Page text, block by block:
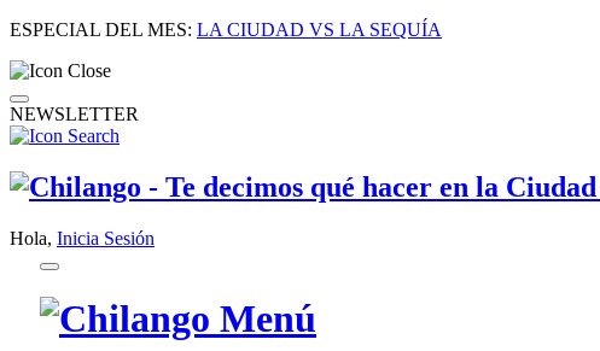
ESPECIAL DEL MES: LA CIUDAD VS LA SEQUÍA
NEWSLETTER
Hola, Inicia Sesión